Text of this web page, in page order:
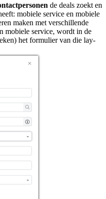
de deals zoekt en
mobiele service en mobiele
maken met verschillende
mobiele service, wordt in de
het formulier van die lay-